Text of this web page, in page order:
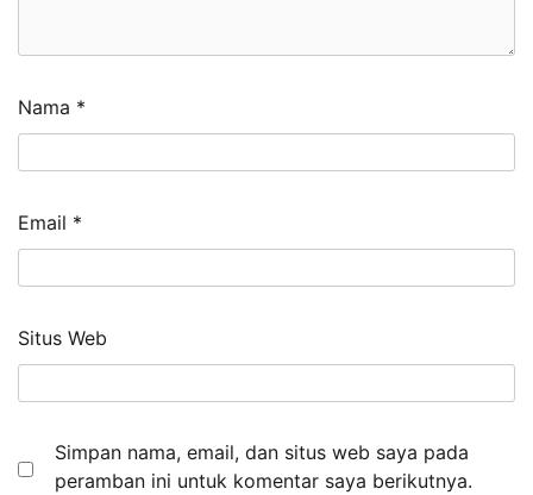
Nama *
Email *
Situs Web
Simpan nama, email, dan situs web saya pada
peramban ini untuk komentar saya berikutnya.